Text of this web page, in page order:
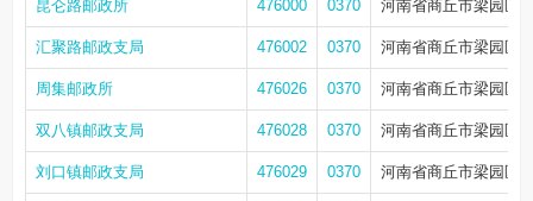
昆仑路邮政所 476000 0370 河南省商丘市梁园区
汇聚路邮政支局 476002 0370 河南省商丘市梁园区
周集邮政所 476026 0370 河南省商丘市梁园区
双八镇邮政支局 476028 0370 河南省商丘市梁园区
刘口镇邮政支局 476029 0370 河南省商丘市梁园区